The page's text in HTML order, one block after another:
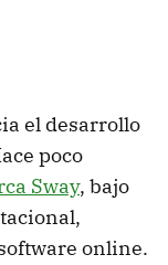
el desarrollo
poco
Sway, bajo
online.